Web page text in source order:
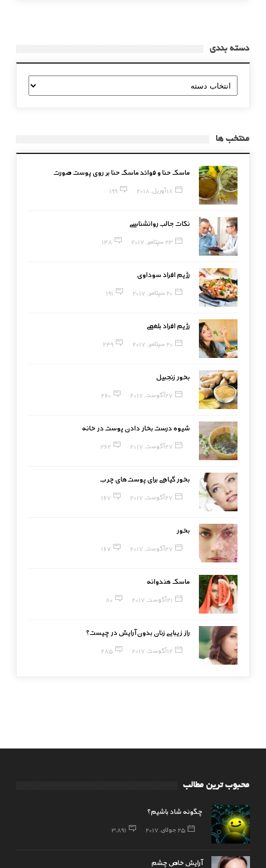
دسته بندی
دسته
بندی
منتخب ها
ماسک حنا و فوائد ماسک حنا بر روی پوست صورت
18 آوریل, 2018 199
نکات جالب روانشناسی
23 سپتامبر, 2017 148
رژیم افراد سوداوی
20 سپتامبر, 2017 191
رژیم افراد بلغمی
20 سپتامبر, 2017 249
بخور زنجبیل
27 آگوست, 2017 260
شیوه درست بخار دادن پوست در خانه
27 آگوست, 2017 262
بخور گیاهی برای پوست‌های چرب
27 آگوست, 2017 167
بخور
27 آگوست, 2017 167
ماسک هندوانه
21 آگوست, 2017 80
راز زیبایی زنان بدون آرایش در چیست؟
12 آگوست, 2017 285
محبوب ترین مطالب
چگونه شاد باشیم؟
25 جولای, 2017 3,891
آرایش خاص چشم